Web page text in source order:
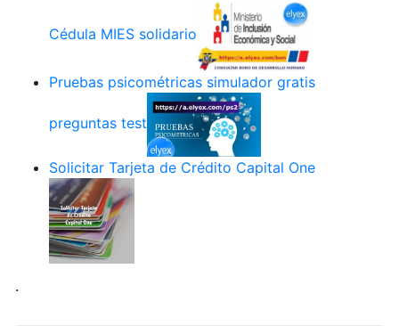
Cédula MIES solidario
Pruebas psicométricas simulador gratis
preguntas test
Solicitar Tarjeta de Crédito Capital One
.